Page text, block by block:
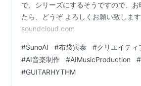
で、シリーズにするそうですので、
たら、どうぞ よろしくお願い致しま
soundcloud.com
#SunoAI #布袋寅泰 #クリエイティ
#AI音楽制作 #AIMusicProduction #
#GUITARHYTHM